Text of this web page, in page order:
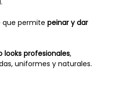
que permite peinar y dar
looks profesionales,
uniformes y naturales.